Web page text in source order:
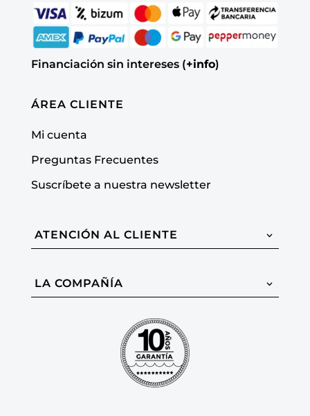
Financiación sin intereses (+info)
ÁREA CLIENTE
Mi cuenta
Preguntas Frecuentes
Suscríbete a nuestra newsletter
ATENCIÓN AL CLIENTE
LA COMPAÑÍA